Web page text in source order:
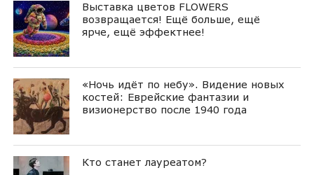
Выставка цветов FLOWERS
возвращается! Ещё больше, ещё
ярче, ещё эффектнее!
«Ночь идёт по небу». Видение новых
костей: Еврейские фантазии и
визионерство после 1940 года
Кто станет лауреатом?